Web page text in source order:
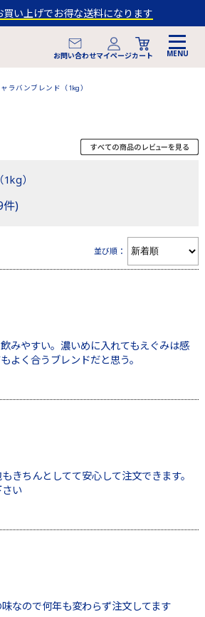
い上げでお得な送料になります
お問い合わせマイページカート
ラバンブレンド（1kg）
）
件)
並び順：
みやすい。濃いめに入れてもえぐみは感
よく合うブレンドだと思う。
きちんとしてて安心して注文できます。
い
なので何年も変わらず注文してます